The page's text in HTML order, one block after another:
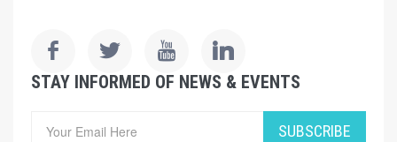
STAY INFORMED OF NEWS & EVENTS
SUBSCRIBE